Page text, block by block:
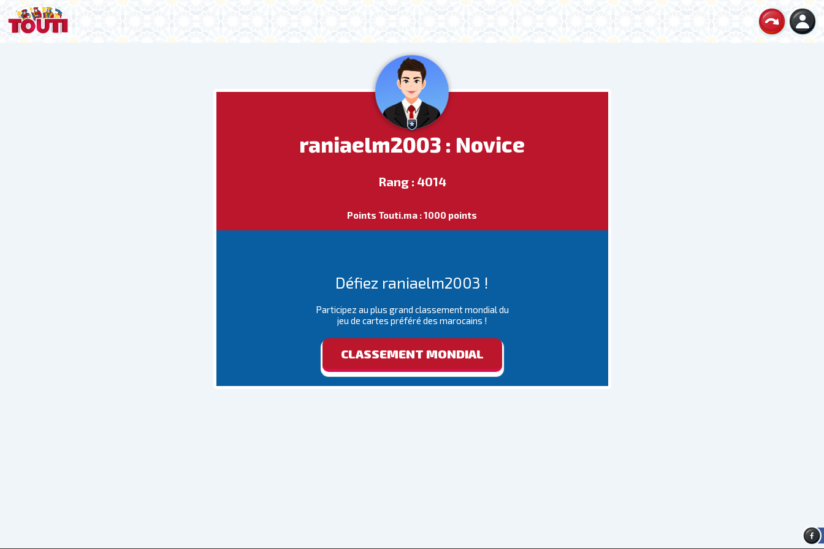
raniaelm2003 : Novice
Rang : 4014
Points Touti.ma : 1000 points
Défiez raniaelm2003 !
Participez au plus grand classement mondial du
jeu de cartes préféré des marocains !
CLASSEMENT MONDIAL